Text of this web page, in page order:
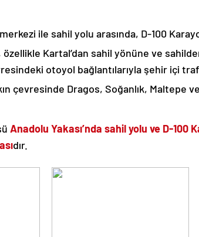
ile sahil yolu arasında, D-100
özellikle Kartal’dan sahil yönüne ve
otoyol bağlantılarıyla şehir içi
çevresinde Dragos, Soğanlık, Maltepe
Anadolu Yakası’nda sahil yolu ve D-100
dır.